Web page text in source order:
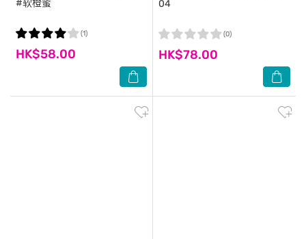
#软橙蜜
HK$58.00
(1)
04
HK$78.00
(0)